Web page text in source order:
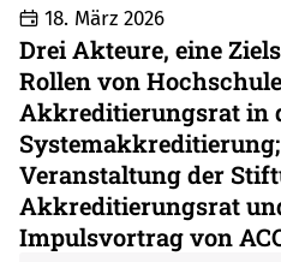
18. März 2026
Drei Akteure, eine
Rollen von
Akkreditierungsrat in
Veranstaltung der
Akkreditierungsrat
Impulsvortrag von